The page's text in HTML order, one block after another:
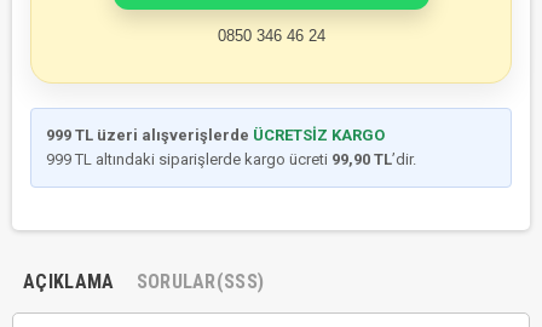
0850 346 46 24
999 TL üzeri alışverişlerde ÜCRETSİZ KARGO
999 TL altındaki siparişlerde kargo ücreti 99,90 TL’dir.
AÇIKLAMA SORULAR(SSS)